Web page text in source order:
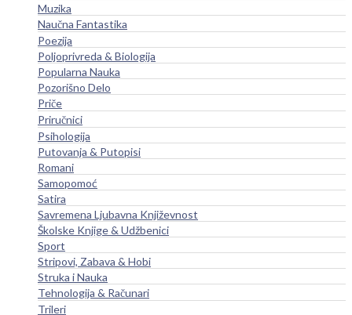
Muzika
Naučna Fantastika
Poezija
Poljoprivreda & Biologija
Popularna Nauka
Pozorišno Delo
Priče
Priručnici
Psihologija
Putovanja & Putopisi
Romani
Samopomoć
Satira
Savremena Ljubavna Književnost
Školske Knjige & Udžbenici
Sport
Stripovi, Zabava & Hobi
Struka i Nauka
Tehnologija & Računari
Trileri